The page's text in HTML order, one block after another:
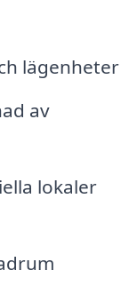
lägenheter
av
lokaler